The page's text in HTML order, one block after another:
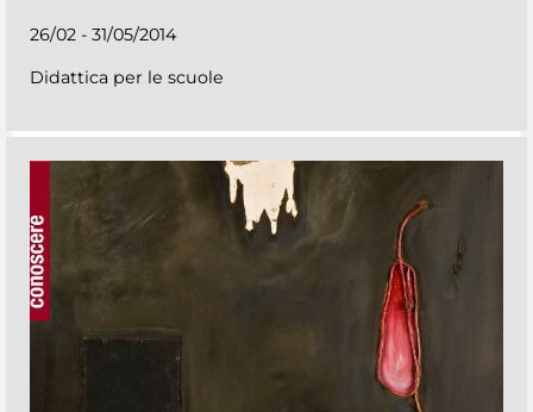
26/02 - 31/05/2014
Didattica per le scuole